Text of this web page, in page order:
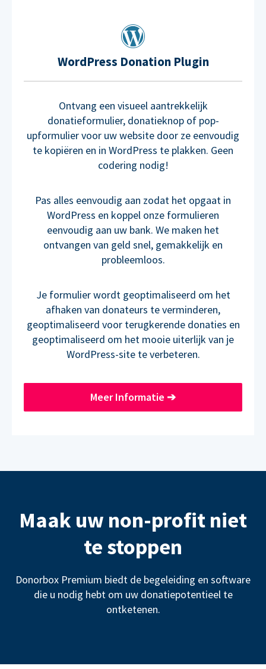
WordPress Donation Plugin
Ontvang een visueel aantrekkelijk
donatieformulier, donatieknop of pop-
upformulier voor uw website door ze eenvoudig
te kopiëren en in WordPress te plakken. Geen
codering nodig!
Pas alles eenvoudig aan zodat het opgaat in
WordPress en koppel onze formulieren
eenvoudig aan uw bank. We maken het
ontvangen van geld snel, gemakkelijk en
probleemloos.
Je formulier wordt geoptimaliseerd om het
afhaken van donateurs te verminderen,
geoptimaliseerd voor terugkerende donaties en
geoptimaliseerd om het mooie uiterlijk van je
WordPress-site te verbeteren.
Meer Informatie ➔
Maak uw non-profit niet
te stoppen
Donorbox Premium biedt de begeleiding en software
die u nodig hebt om uw donatiepotentieel te
ontketenen.